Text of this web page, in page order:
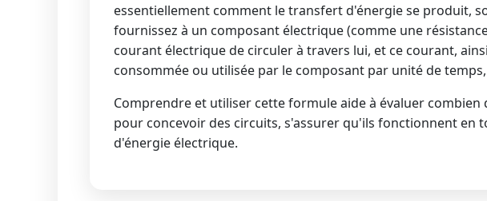
essentiellement comment le transfert d'énergie se produit,
fournissez à un composant électrique (comme une
courant électrique de circuler à travers lui, et ce courant,
consommée ou utilisée par le composant par unité de
Comprendre et utiliser cette formule aide à évaluer
pour concevoir des circuits, s'assurer qu'ils fonctionnent en
d'énergie électrique.